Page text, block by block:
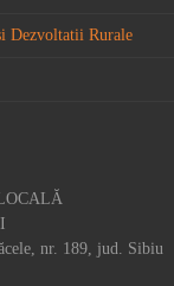
Dezvoltatii Rurale
nr. 189, jud. Sibiu